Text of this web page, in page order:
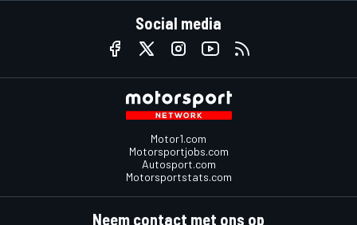
Social media
Motor1.com
Motorsportjobs.com
Autosport.com
Motorsportstats.com
Neem contact met ons op